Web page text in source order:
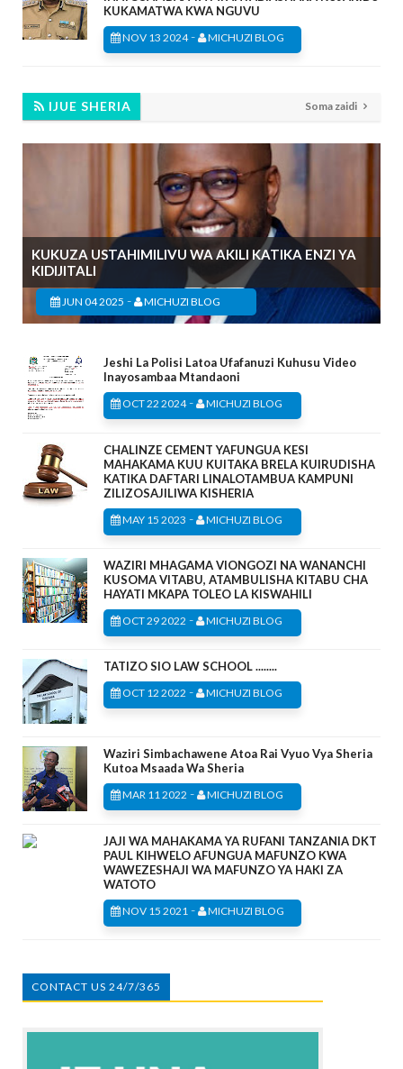
KUKAMATWA KWA NGUVU
NOV 13 2024- MICHUZI BLOG
IJUE SHERIA Soma zaidi
KUKUZA USTAHIMILIVU WA AKILI KATIKA ENZI YA
KIDIJITALI
JUN 04 2025 - MICHUZI BLOG
Jeshi La Polisi Latoa Ufafanuzi Kuhusu Video
Inayosambaa Mtandaoni
OCT 22 2024- MICHUZI BLOG
CHALINZE CEMENT YAFUNGUA KESI
MAHAKAMA KUU KUITAKA BRELA KUIRUDISHA
KATIKA DAFTARI LINALOTAMBUA KAMPUNI
ZILIZOSAJILIWA KISHERIA
MAY 15 2023 - MICHUZI BLOG
WAZIRI MHAGAMA VIONGOZI NA WANANCHI
KUSOMA VITABU, ATAMBULISHA KITABU CHA
HAYATI MKAPA TOLEO LA KISWAHILI
OCT 29 2022 - MICHUZI BLOG
TATIZO SIO LAW SCHOOL ........
OCT 12 2022 - MICHUZI BLOG
Waziri Simbachawene Atoa Rai Vyuo Vya Sheria
Kutoa Msaada Wa Sheria
MAR 11 2022 - MICHUZI BLOG
JAJI WA MAHAKAMA YA RUFANI TANZANIA DKT
PAUL KIHWELO AFUNGUA MAFUNZO KWA
WAWEZESHAJI WA MAFUNZO YA HAKI ZA
WATOTO
NOV 15 2021 - MICHUZI BLOG
CONTACT US 24/7/365